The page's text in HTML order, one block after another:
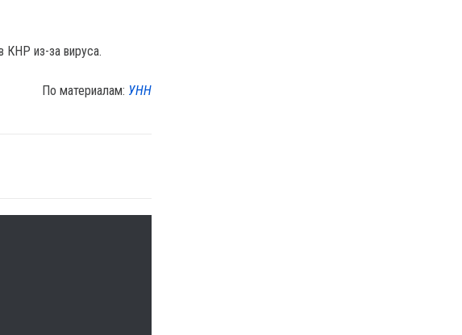
КНР из-за вируса.
По материалам: УНН